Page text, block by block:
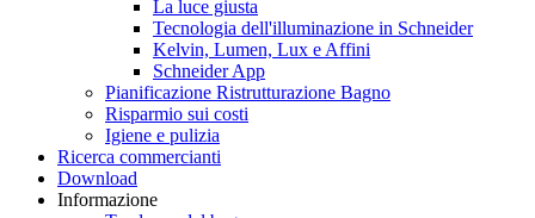
La luce giusta
Tecnologia dell'illuminazione in Schneider
Kelvin, Lumen, Lux e Affini
Schneider App
Pianificazione Ristrutturazione Bagno
Risparmio sui costi
Igiene e pulizia
Ricerca commercianti
Download
Informazione